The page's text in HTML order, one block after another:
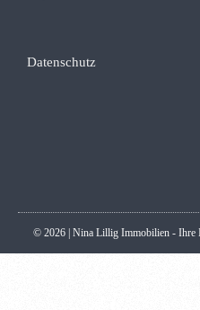
Datenschutz
© 2026 | Nina Lillig Immobilien - Ihre